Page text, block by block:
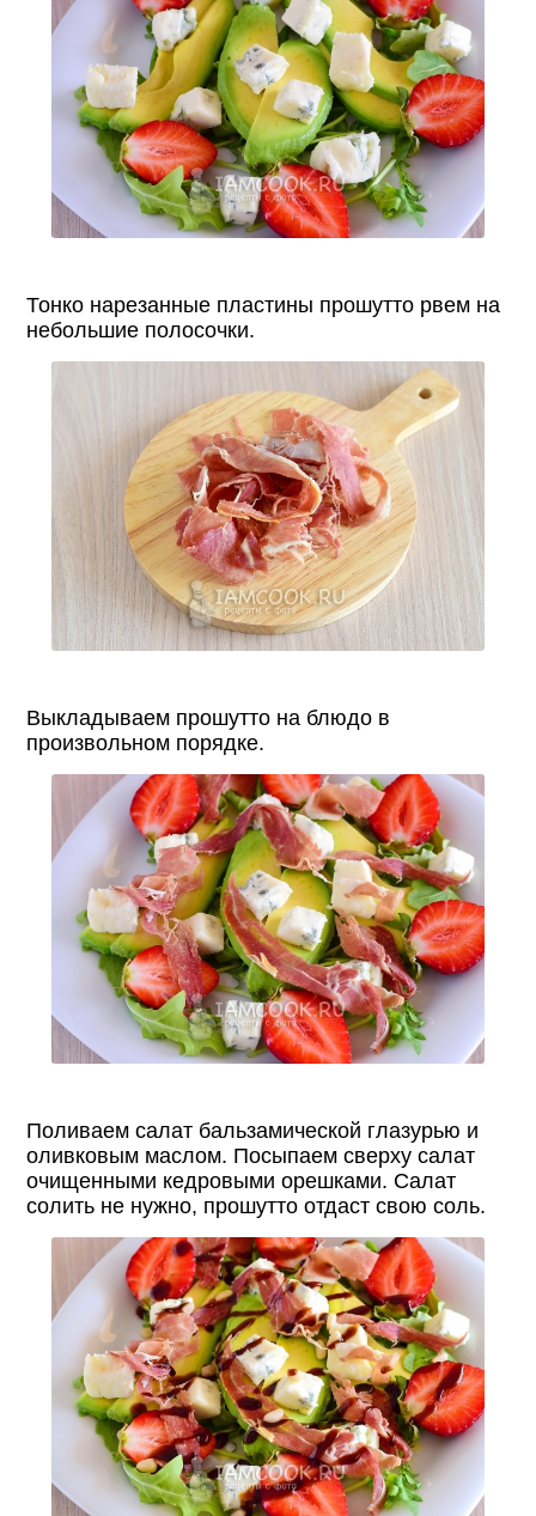
Тонко нарезанные пластины прошутто рвем на
небольшие полосочки.
Выкладываем прошутто на блюдо в
произвольном порядке.
Поливаем салат бальзамической глазурью и
оливковым маслом. Посыпаем сверху салат
очищенными кедровыми орешками. Салат
солить не нужно, прошутто отдаст свою соль.